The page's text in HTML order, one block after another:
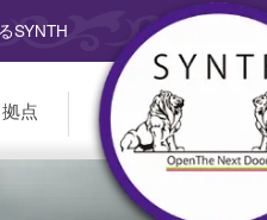
SYNTH
点